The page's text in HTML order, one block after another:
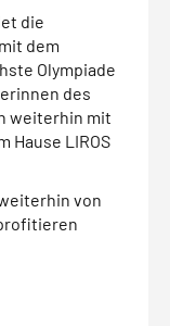
die
dem
Olympiade
des
weiterhin mit
Hause LIROS
von